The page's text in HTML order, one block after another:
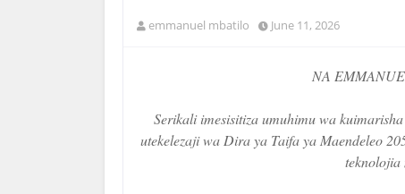
emmanuel mbatilo June 11, 2026
NA
Serikali imesisitiza umuhimu wa
utekelezaji wa Dira ya Taifa ya Maendeleo
teknolojia